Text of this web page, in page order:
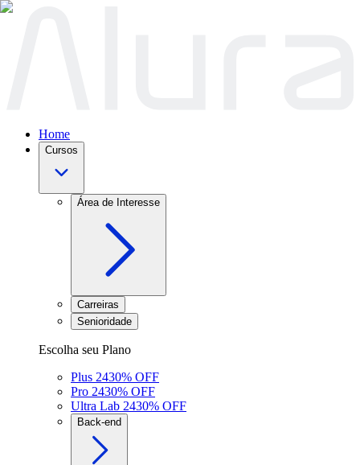
Home
Cursos
Área de Interesse
Carreiras
Senioridade
Escolha seu Plano
Plus 2430% OFF
Pro 2430% OFF
Ultra Lab 2430% OFF
Back-end